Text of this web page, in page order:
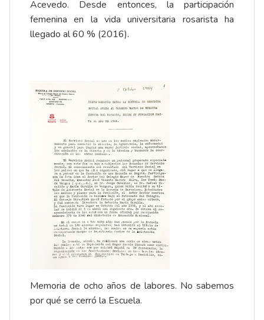
Acevedo. Desde entonces, la participación
femenina en la vida universitaria rosarista ha
llegado al 60 % (2016).
Memoria de ocho años de labores. No sabemos
por qué se cerró la Escuela.